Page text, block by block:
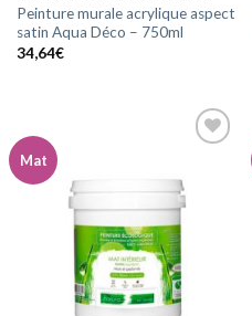
Peinture murale acrylique aspect
satin Aqua Déco – 750ml
34,64€
Mat
Ajouter
wishlist